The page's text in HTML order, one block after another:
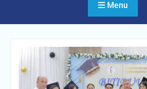
Menu
YANGILIKLAR